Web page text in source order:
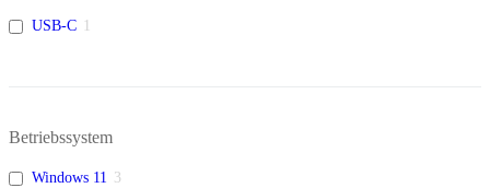
USB-C 1
Betriebssystem
Windows 11 3